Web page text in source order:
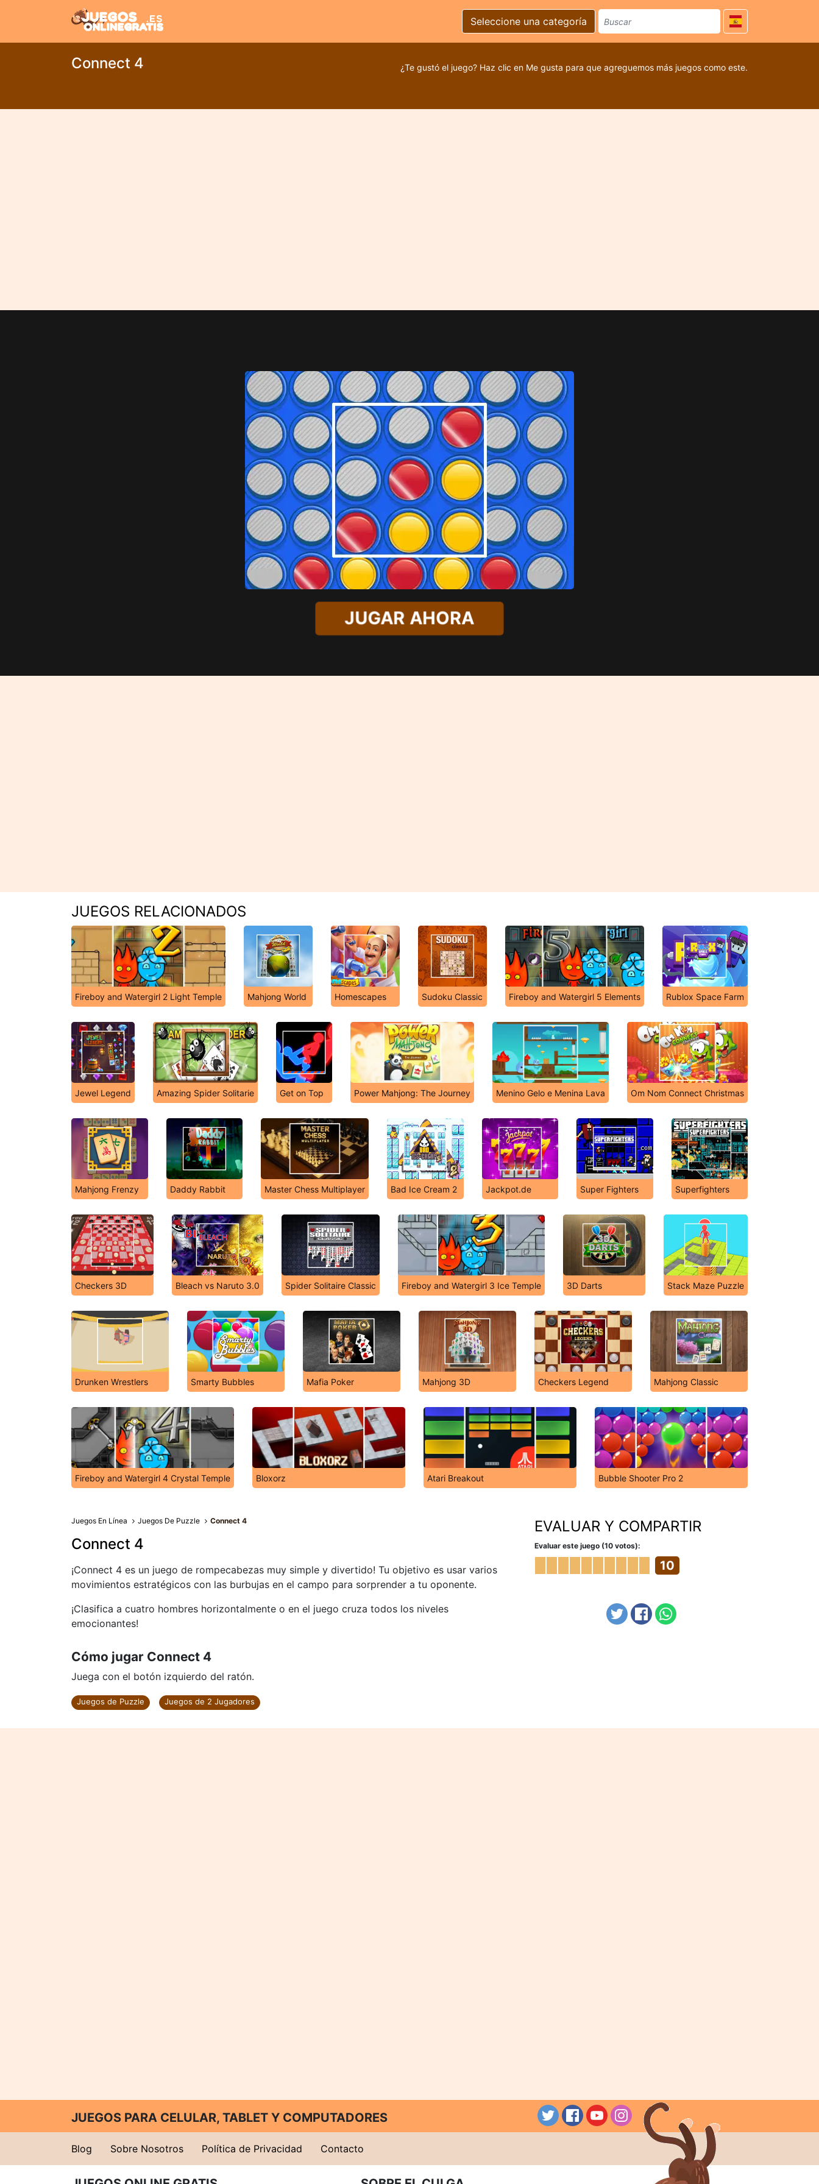
Seleccione una categoría
Connect 4 ¿Te gustó el juego? Haz clic en Me gusta para que agreguemos más juegos como este.
JUGAR AHORA
JUEGOS RELACIONADOS
Fireboy and Watergirl 2 Light Temple Mahjong World Homescapes Sudoku Classic Fireboy and Watergirl 5 Elements Rublox Space Farm
Jewel Legend Amazing Spider Solitarie Get on Top Power Mahjong: The Journey Menino Gelo e Menina Lava Om Nom Connect Christmas
Mahjong Frenzy Daddy Rabbit Master Chess Multiplayer Bad Ice Cream 2 Jackpot.de Super Fighters Superfighters
Checkers 3D Bleach vs Naruto 3.0 Spider Solitaire Classic Fireboy and Watergirl 3 Ice Temple 3D Darts Stack Maze Puzzle
Drunken Wrestlers Smarty Bubbles Mafia Poker Mahjong 3D Checkers Legend Mahjong Classic
Fireboy and Watergirl 4 Crystal Temple Bloxorz Atari Breakout Bubble Shooter Pro 2
Juegos En Línea Juegos De Puzzle Connect 4
Connect 4
¡Connect 4 es un juego de rompecabezas muy simple y divertido! Tu objetivo es usar varios
movimientos estratégicos con las burbujas en el campo para sorprender a tu oponente.
¡Clasifica a cuatro hombres horizontalmente o en el juego cruza todos los niveles
emocionantes!
Cómo jugar Connect 4
Juega con el botón izquierdo del ratón.
Juegos de Puzzle Juegos de 2 Jugadores
EVALUAR Y COMPARTIR
Evaluar este juego (10 votos):
10
JUEGOS PARA CELULAR, TABLET Y COMPUTADORES
Blog Sobre Nosotros Política de Privacidad Contacto